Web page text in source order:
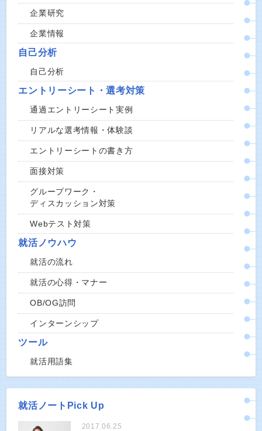
企業研究
企業情報
自己分析
自己分析
エントリーシート・選考対策
通過エントリーシート実例
リアルな選考情報・体験談
エントリーシートの書き方
面接対策
グループワーク・
ディスカッション対策
Webテスト対策
就活ノウハウ
就活の流れ
就活の心得・マナー
OB/OG訪問
インターンシップ
ツール
就活用語集
就活ノートPick Up
2017.06.25